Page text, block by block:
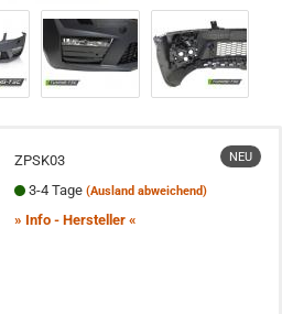
NEU
ZPSK03
3-4 Tage (Ausland abweichend)
» Info - Hersteller «